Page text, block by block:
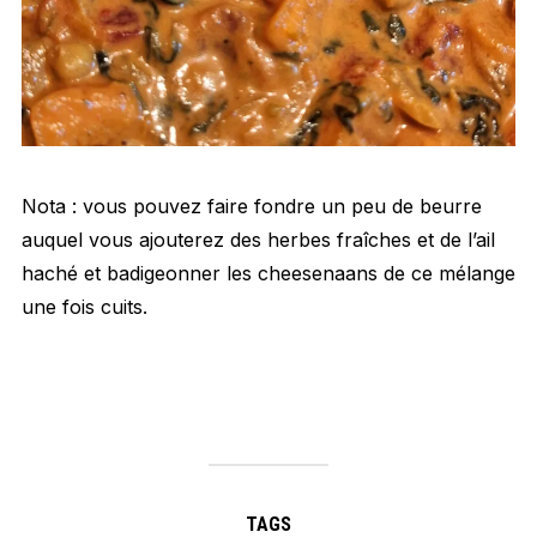
Nota : vous pouvez faire fondre un peu de beurre
auquel vous ajouterez des herbes fraîches et de l’ail
haché et badigeonner les cheesenaans de ce mélange
une fois cuits.
TAGS